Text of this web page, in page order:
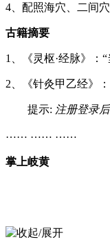
4、配照海穴、二间
古籍摘要
1、《灵枢·经脉》：
2、《针灸甲乙经》
提示: 注册登录
…… …… ……
掌上岐黄